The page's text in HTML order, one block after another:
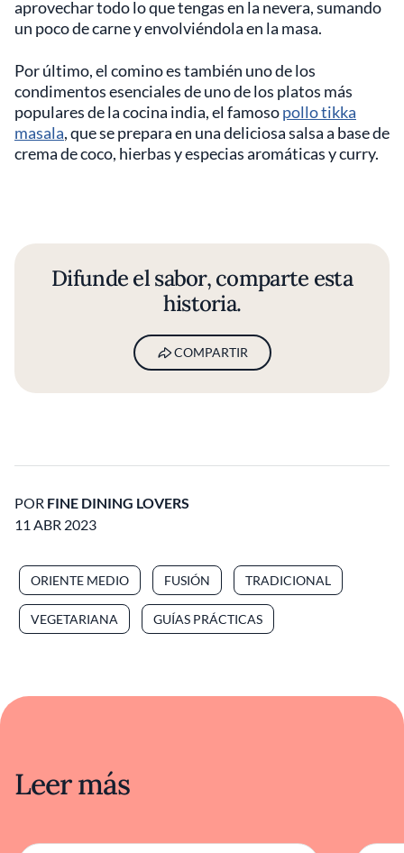
aprovechar todo lo que tengas en la nevera, sumando
un poco de carne y envolviéndola en la masa.
Por último, el comino es también uno de los
condimentos esenciales de uno de los platos más
populares de la cocina india, el famosopollo tikka
masala, que se prepara en una deliciosa salsa a base de
crema de coco, hierbas y especias aromáticas y curry.
Difunde el sabor, comparte esta
historia.
COMPARTIR
POR FINE DINING LOVERS
11 ABR 2023
ORIENTE MEDIO FUSIÓN TRADICIONAL
VEGETARIANA GUÍAS PRÁCTICAS
Leer más